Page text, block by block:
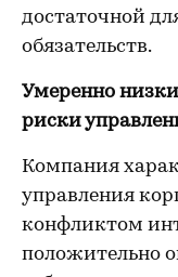
достаточной
обязательств.
Умеренно
риски
Компания
управления
конфликтом
положительно